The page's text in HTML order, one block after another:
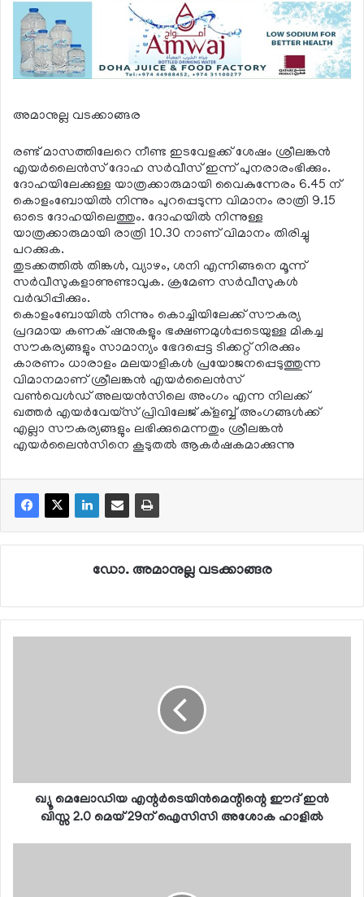
അമാനുല്ല വടക്കാങ്ങര
രണ്ട് മാസത്തിലേറെ നീണ്ട ഇടവേളക്ക് ശേഷം ശ്രീലങ്കന്‍
എയര്‍ലൈന്‍സ് ദോഹ സര്‍വീസ് ഇന്ന് പുനരാരംഭിക്കും.
ദോഹയിലേക്കുള്ള യാത്രക്കാരുമായി വൈകുന്നേരം 6.45 ന്
കൊളംബോയില്‍ നിന്നും പുറപ്പെടുന്ന വിമാനം രാത്രി 9.15
ഓടെ ദോഹയിലെത്തും. ദോഹയില്‍ നിന്നുള്ള
യാത്രക്കാരുമായി രാത്രി 10.30 നാണ് വിമാനം തിരിച്ചു
പറക്കുക.
തുടക്കത്തില്‍ തിങ്കള്‍, വ്യാഴം, ശനി എന്നിങ്ങനെ മൂന്ന്
സര്‍വീസുകളാണുണ്ടാവുക. ക്രമേണ സര്‍വീസുകള്‍
വര്‍ദ്ധിപ്പിക്കും.
കൊളംബോയില്‍ നിന്നും കൊച്ചിയിലേക്ക് സൗകര്യ
പ്രദമായ കണക് ഷനുകളും ഭക്ഷണമുള്‍പ്പടെയുള്ള മികച്ച
സൗകര്യങ്ങളും സാമാന്യം ഭേദപ്പെട്ട ടിക്കറ്റ് നിരക്കും
കാരണം ധാരാളം മലയാളികള്‍ പ്രയോജനപ്പെടുത്തുന്ന
വിമാനമാണ് ശ്രീലങ്കന്‍ എയര്‍ലൈന്‍സ്
വണ്‍വെള്‍ഡ് അലയന്‍സിലെ അംഗം എന്ന നിലക്ക്
ഖത്തര്‍ എയര്‍വേയ്‌സ് പ്രിവിലേജ് ക്‌ളബ്ബ് അംഗങ്ങള്‍ക്ക്
എല്ലാ സൗകര്യങ്ങളും ലഭിക്കുമെന്നതും ശ്രീലങ്കന്‍
എയര്‍ലൈന്‍സിനെ കൂടുതല്‍ ആകര്‍ഷകമാക്കുന്നു
ഡോ. അമാനുല്ല വടക്കാങ്ങര
ഖ്യൂ മെലോഡിയ എന്റര്‍ടെയിന്‍മെന്റിന്റെ ഈദ് ഇന്‍
ഖിസ്സ 2.0 മെയ് 29ന് ഐസിസി അശോക ഹാളില്‍